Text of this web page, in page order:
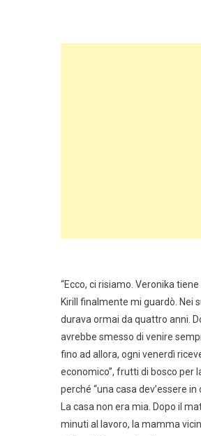
“Ecco, ci risiamo. Veronika
Kirill finalmente mi guardò. Nei
durava ormai da quattro anni.
avrebbe smesso di venire
fino ad allora, ogni venerdì
economico”, frutti di bosco per
perché “una casa dev’essere in
La casa non era mia. Dopo il
minuti al lavoro, la mamma